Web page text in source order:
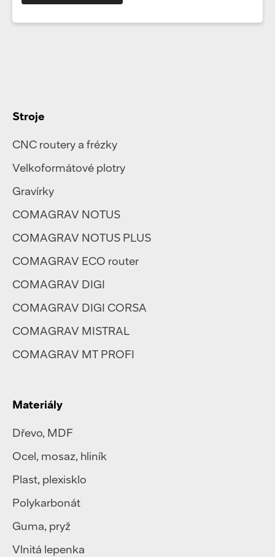
Stroje
CNC routery a frézky
Velkoformátové plotry
Gravírky
COMAGRAV NOTUS
COMAGRAV NOTUS PLUS
COMAGRAV ECO router
COMAGRAV DIGI
COMAGRAV DIGI CORSA
COMAGRAV MISTRAL
COMAGRAV MT PROFI
Materiály
Dřevo, MDF
Ocel, mosaz, hliník
Plast, plexisklo
Polykarbonát
Guma, pryž
Vlnitá lepenka